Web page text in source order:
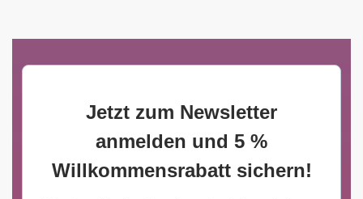
Jetzt zum Newsletter
anmelden und 5 %
Willkommensrabatt sichern!